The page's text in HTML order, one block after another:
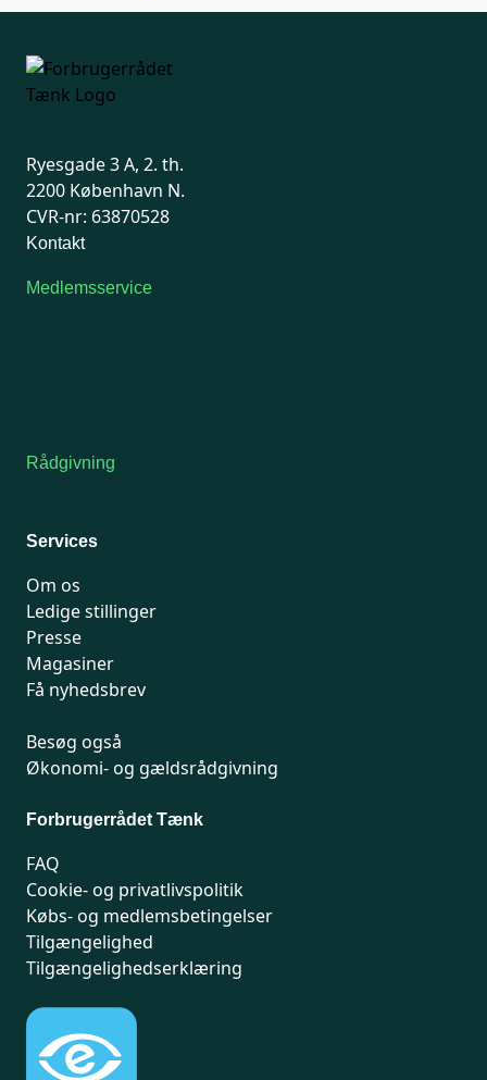
Ryesgade 3 A, 2. th.
2200 København N.
CVR-nr: 63870528
Kontakt
Medlemsservice
Rådgivning
Services
Om os
Ledige stillinger
Presse
Magasiner
Få nyhedsbrev
Besøg også
Økonomi- og gældsrådgivning
Forbrugerrådet Tænk
FAQ
Cookie- og privatlivspolitik
Købs- og medlemsbetingelser
Tilgængelighed
Tilgængelighedserklæring